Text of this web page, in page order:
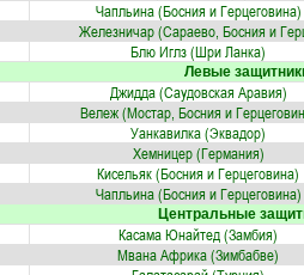
Чапльина (Босния и Герцеговина)
Железничар (Сараево, Босния и
Блю Иглз (Шри Ланка)
Левые
Джидда (Саудовская Аравия)
Вележ (Мостар, Босния и
Уанкавилка (Эквадор)
Хемницер (Германия)
Кисельяк (Босния и Герцеговина)
Чапльина (Босния и Герцеговина)
Центральные
Касама Юнайтед (Замбия)
Мвана Африка (Зимбабве)